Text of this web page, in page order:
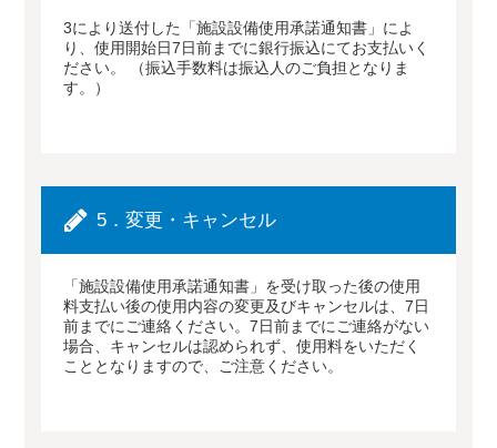
3により送付した「施設設備使用承諾通知書」によ
り、使用開始日7日前までに銀行振込にてお支払いく
ださい。 （振込手数料は振込人のご負担となりま
す。）
5．変更・キャンセル
「施設設備使用承諾通知書」を受け取った後の使用
料支払い後の使用内容の変更及びキャンセルは、7日
前までにご連絡ください。7日前までにご連絡がない
場合、キャンセルは認められず、使用料をいただく
こととなりますので、ご注意ください。